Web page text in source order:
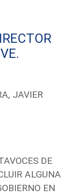
JAVIER
DE
ALGUNA
EN